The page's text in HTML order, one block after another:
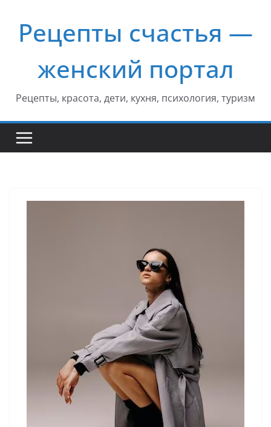
содержимому
Рецепты счастья —
женский портал
Рецепты, красота, дети, кухня, психология, туризм